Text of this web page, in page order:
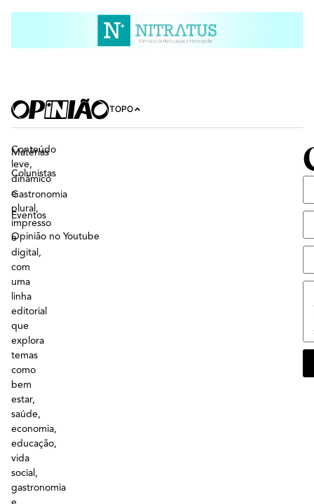
TOPO
Conteúdo
leve,
dinâmico
e
plural,
impresso
e
digital,
com
uma
linha
editorial
que
explora
temas
como
bem
estar,
saúde,
economia,
educação,
vida
social,
gastronomia
Matérias
Colunistas
Gastronomia
Eventos
Opinião no Youtube